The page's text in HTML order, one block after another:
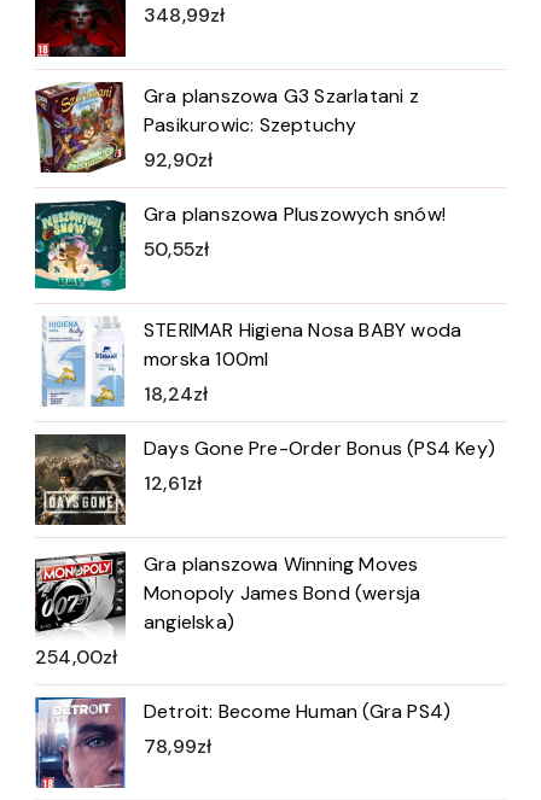
348,99zł
Gra planszowa G3 Szarlatani z
Pasikurowic: Szeptuchy
92,90zł
Gra planszowa Pluszowych snów!
50,55zł
STERIMAR Higiena Nosa BABY woda
morska 100ml
18,24zł
Days Gone Pre-Order Bonus (PS4 Key)
12,61zł
Gra planszowa Winning Moves
Monopoly James Bond (wersja
angielska)
254,00zł
Detroit: Become Human (Gra PS4)
78,99zł